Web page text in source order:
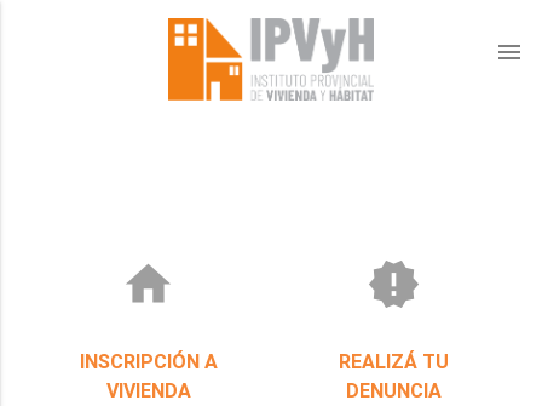
menu
home
INSCRIPCIÓN A
VIVIENDA
new_releases
REALIZÁ TU
DENUNCIA